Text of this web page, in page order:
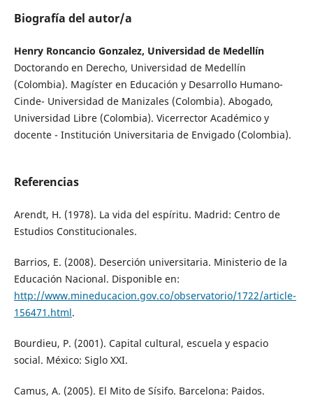
Biografía del autor/a
Henry Roncancio Gonzalez, Universidad de Medellín
Doctorando en Derecho, Universidad de Medellín
(Colombia). Magíster en Educación y Desarrollo Humano-
Cinde- Universidad de Manizales (Colombia). Abogado,
Universidad Libre (Colombia). Vicerrector Académico y
docente - Institución Universitaria de Envigado (Colombia).
Referencias
Arendt, H. (1978). La vida del espíritu. Madrid: Centro de
Estudios Constitucionales.
Barrios, E. (2008). Deserción universitaria. Ministerio de la
Educación Nacional. Disponible en:
http://www.mineducacion.gov.co/observatorio/1722/article-
156471.html.
Bourdieu, P. (2001). Capital cultural, escuela y espacio
social. México: Siglo XXI.
Camus, A. (2005). El Mito de Sísifo. Barcelona: Paidos.